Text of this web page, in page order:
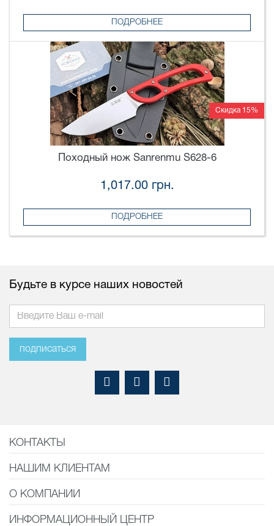
ПОДРОБНЕЕ
Скидка 15%
Походный нож Sanrenmu S628-6
1,017.00 грн.
ПОДРОБНЕЕ
Будьте в курсе наших новостей
подписаться
КОНТАКТЫ
НАШИМ КЛИЕНТАМ
О КОМПАНИИ
ИНФОРМАЦИОННЫЙ ЦЕНТР